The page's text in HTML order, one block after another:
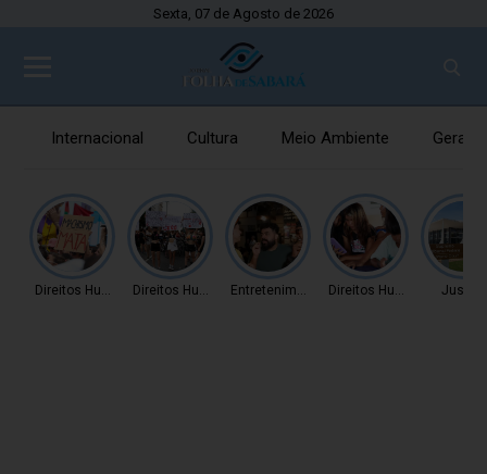
Sexta, 07 de Agosto de 2026
Internacional Cultura Meio Ambiente Gerais
Direitos HumanosDireitos HumanosEntretenimento Direitos Humanos Justiça